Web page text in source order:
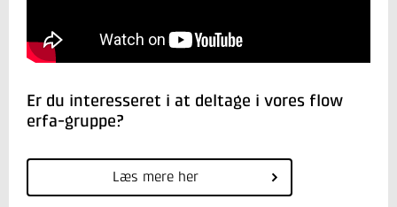
Er du interesseret i at deltage i vores flow
erfa-gruppe?
Læs mere her